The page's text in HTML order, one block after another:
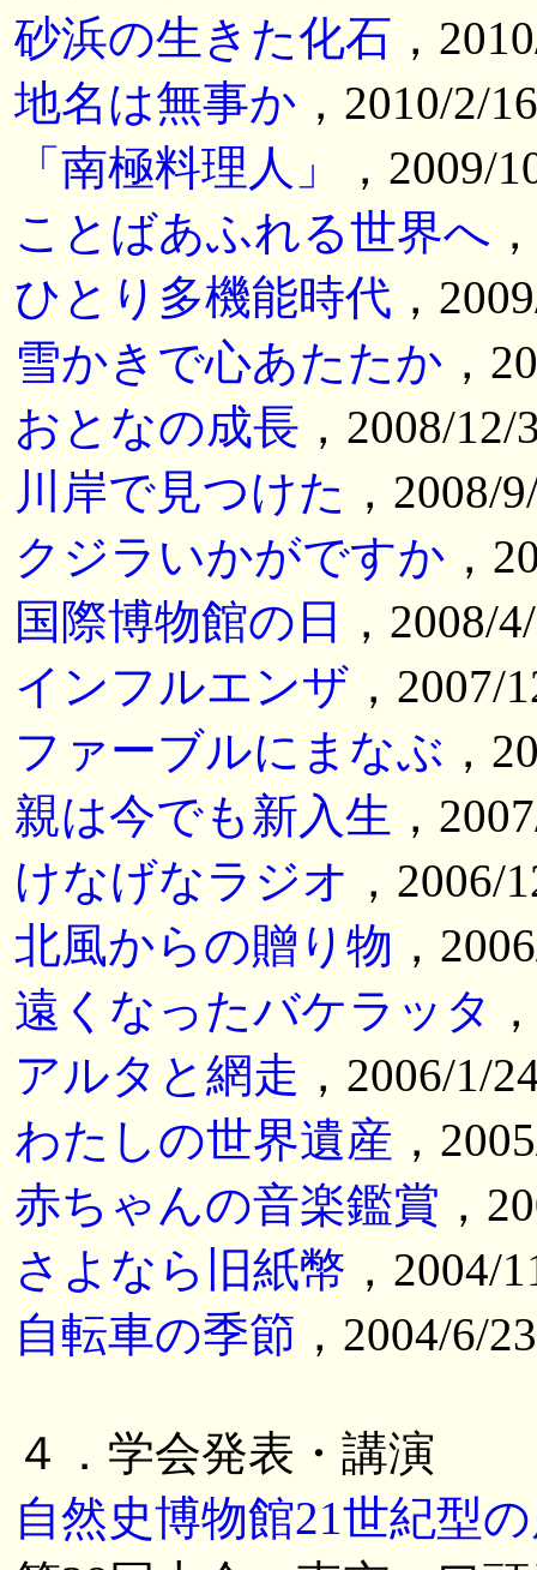
砂浜の生きた化石 ，
地名は無事か ，2010/2/
「南極料理人」
，2009/
ことばあふれる世界へ
ひとり多機能時代 ，
雪かきで心あたたか ，
おとなの成長 ，2008/
川岸で見つけた ，2008/
クジラいかがですか ，
国際博物館の日
，2008/
インフルエンザ ，2007/
ファーブルにまなぶ ，
親は今でも新入生 ，
けなげなラジオ ，2006/
北風からの贈り物 ，
遠くなったバケラッタ
アルタと網走 ，2006/1/
わたしの世界遺産 ，
赤ちゃんの音楽鑑賞 ，
さよなら旧紙幣 ，2004/
自転車の季節 ，2004/6/
４．学会発表・講演
自然史博物館21世紀型